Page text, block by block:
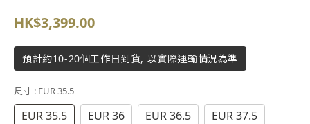
HK$3,399.00
預計約10-20個工作日到貨, 以實際運輸情況為準
尺寸 : EUR 35.5
EUR 35.5 EUR 36 EUR 36.5
EUR 37.5